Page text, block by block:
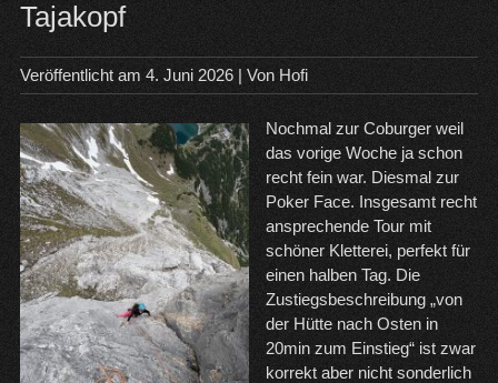
Tajakopf
Veröffentlicht am 4. Juni 2026| Von Hofi
Nochmal zur Coburger weil
das vorige Woche ja schon
recht fein war. Diesmal zur
Poker Face. Insgesamt recht
ansprechende Tour mit
schöner Kletterei, perfekt für
einen halben Tag. Die
Zustiegsbeschreibung „von
der Hütte nach Osten in
20min zum Einstieg“ ist zwar
korrekt aber nicht sonderlich